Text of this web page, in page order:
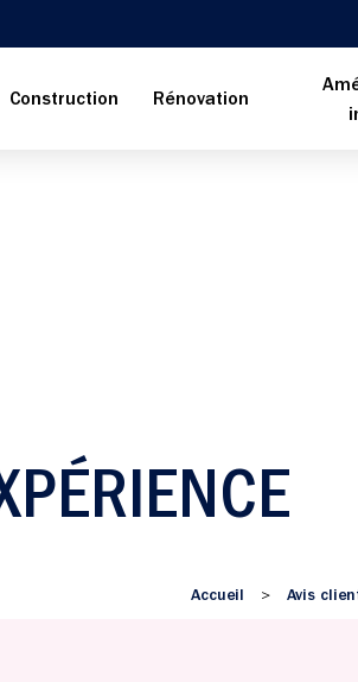
Construction Rénovation
Accueil > Avis